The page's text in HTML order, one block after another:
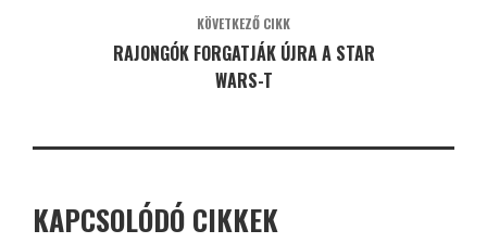
KÖVETKEZŐ CIKK
RAJONGÓK FORGATJÁK ÚJRA A STAR
WARS-T
KAPCSOLÓDÓ CIKKEK